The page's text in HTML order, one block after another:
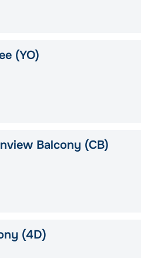
(YO)
Balcony (CB)
(4D)